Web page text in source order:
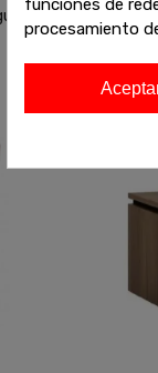
comprando y
-20%
funciones de
procesamiento